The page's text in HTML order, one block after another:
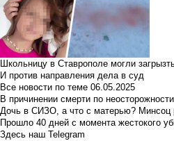
Школьницу в Ставрополе могли
И против направления дела в суд
Все новости по теме 06.05.2025
В причинении смерти по
Дочь в СИЗО, а что с матерью? Минсоц
Прошло 40 дней с момента жестокого
Здесь наш Telegram